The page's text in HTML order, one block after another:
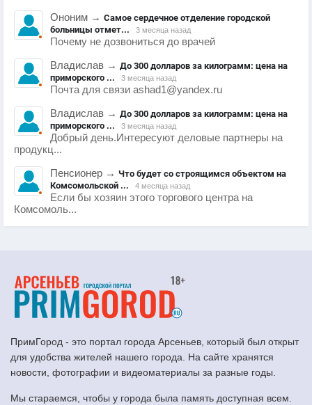
Ононим → Самое сердечное отделение городской
больницы отмет...
3 месяца назад
Почему не дозвониться до врачей
Владислав → До 300 долларов за килограмм: цена на
приморского ...
3 месяца назад
Почта для связи ashad1@yandex.ru
Владислав → До 300 долларов за килограмм: цена на
приморского ...
3 месяца назад
Добрый день.Интересуют деловые партнеры на
продукц...
Пенсионер → Что будет со строящимся объектом на
Комсомольской ...
4 месяца назад
Если бы хозяин этого торгового центра на
Комсомоль...
ПримГород - это портал города Арсеньев, который был открыт
для удобства жителей нашего города. На сайте хранятся
новости, фотографии и видеоматериалы за разные годы.
Мы стараемся, чтобы у города была память доступная всем.